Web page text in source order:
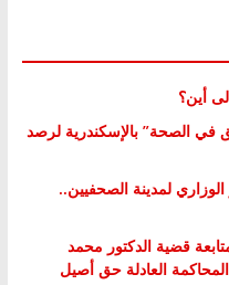
أين؟
في الصحة” بالإسكندرية لرصد
لمدينة الصحفيين..
قضية الدكتور محمد
العادلة حق أصيل